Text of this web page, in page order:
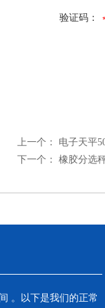
验证码：
上一个：
电子天平
下一个：
橡胶分选
。以下是我们的正常